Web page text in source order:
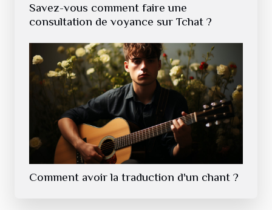
Savez-vous comment faire une
consultation de voyance sur Tchat ?
Comment avoir la traduction d'un chant ?